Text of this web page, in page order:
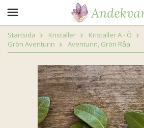
Startsida Kristaller Kristaller A - Ö
Grön Aventurin
Aventurin, Grön Råa